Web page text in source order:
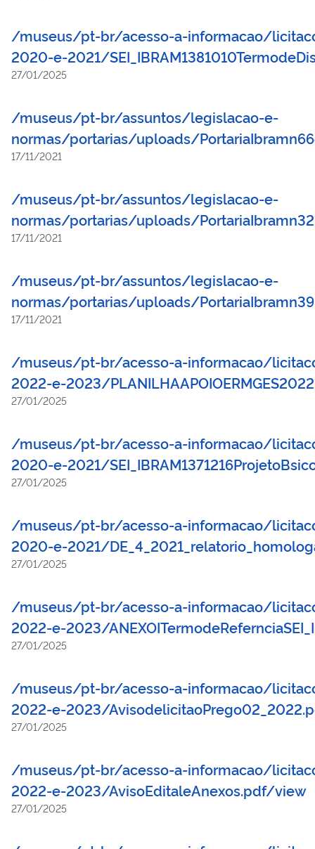
/museus/pt-br/acesso-a-informacao/
2020-e-2021/
27/01/2025
/museus/pt-br/assuntos/legislacao-e-
normas/portarias/uploads/
17/11/2021
/museus/pt-br/assuntos/legislacao-e-
normas/portarias/uploads/
17/11/2021
/museus/pt-br/assuntos/legislacao-e-
normas/portarias/uploads/
17/11/2021
/museus/pt-br/acesso-a-informacao/
2022-e-2023/
27/01/2025
/museus/pt-br/acesso-a-informacao/
2020-e-2021/
27/01/2025
/museus/pt-br/acesso-a-informacao/
2020-e-2021/
27/01/2025
/museus/pt-br/acesso-a-informacao/
2022-e-2023/
27/01/2025
/museus/pt-br/acesso-a-informacao/
2022-e-2023/
27/01/2025
/museus/pt-br/acesso-a-informacao/
2022-e-2023/AvisoEditaleAnexos.pdf/view
27/01/2025